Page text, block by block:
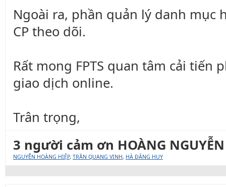
Ngoài ra, phần quản lý danh mục
CP theo dõi.
Rất mong FPTS quan tâm cải
giao dịch online.
Trân trọng,
3 người cảm ơn HOÀNG
NGUYỄN HOÀNG HIỆP, TRẦN QUANG VINH, HÀ ĐĂNG HUY